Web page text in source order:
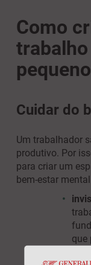
Como
Cuidar do
Um trabalhador
produtivo. Por
para criar um
bem-estar
que